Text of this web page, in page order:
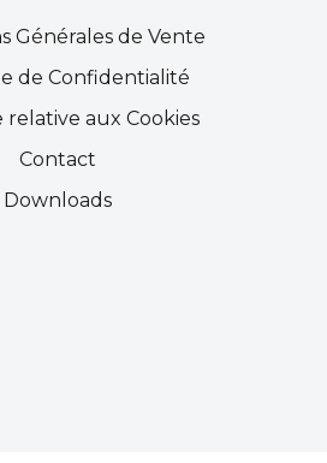
Générales de Vente
de Confidentialité
relative aux Cookies
Contact
Downloads